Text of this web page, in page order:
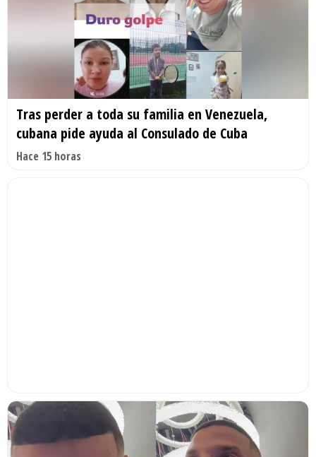
Tras perder a toda su familia en Venezuela,
cubana pide ayuda al Consulado de Cuba
Hace 15 horas